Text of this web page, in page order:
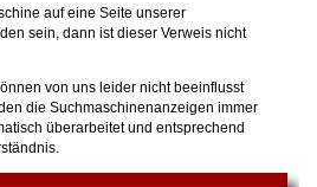
auf eine Seite unserer
sein, dann ist dieser Verweis nicht
von uns leider nicht beeinflusst
die Suchmaschinenanzeigen immer
überarbeitet und entsprechend